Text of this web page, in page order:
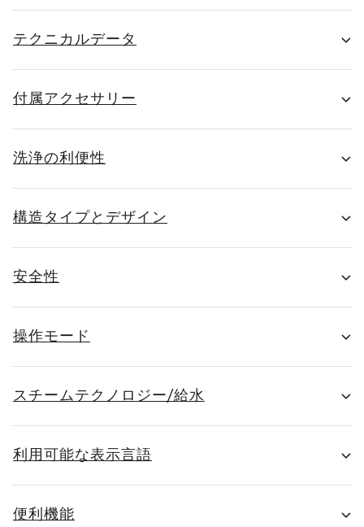
テクニカルデータ
付属アクセサリー
洗浄の利便性
構造タイプとデザイン
安全性
操作モード
スチームテクノロジー/給水
利用可能な表示言語
便利機能